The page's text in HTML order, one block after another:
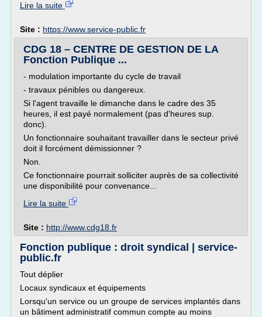
Lire la suite
Site : https://www.service-public.fr
CDG 18 – CENTRE DE GESTION DE LA
Fonction Publique ...
- modulation importante du cycle de travail
- travaux pénibles ou dangereux.
Si l'agent travaille le dimanche dans le cadre des 35
heures, il est payé normalement (pas d'heures sup.
donc).
Un fonctionnaire souhaitant travailler dans le secteur privé
doit il forcément démissionner ?
Non.
Ce fonctionnaire pourrait solliciter auprès de sa collectivité
une disponibilité pour convenance...
Lire la suite
Site : http://www.cdg18.fr
Fonction publique : droit syndical | service-
public.fr
Tout déplier
Locaux syndicaux et équipements
Lorsqu'un service ou un groupe de services implantés dans
un bâtiment administratif commun compte au moins